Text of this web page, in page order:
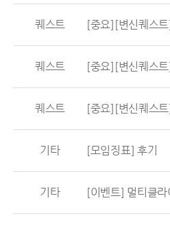
퀘스트 [중요][변신퀘스
퀘스트 [중요][변신퀘스
퀘스트 [중요][변신퀘스
기타 [모임징표] 후기
기타 [이벤트] 멀티클라